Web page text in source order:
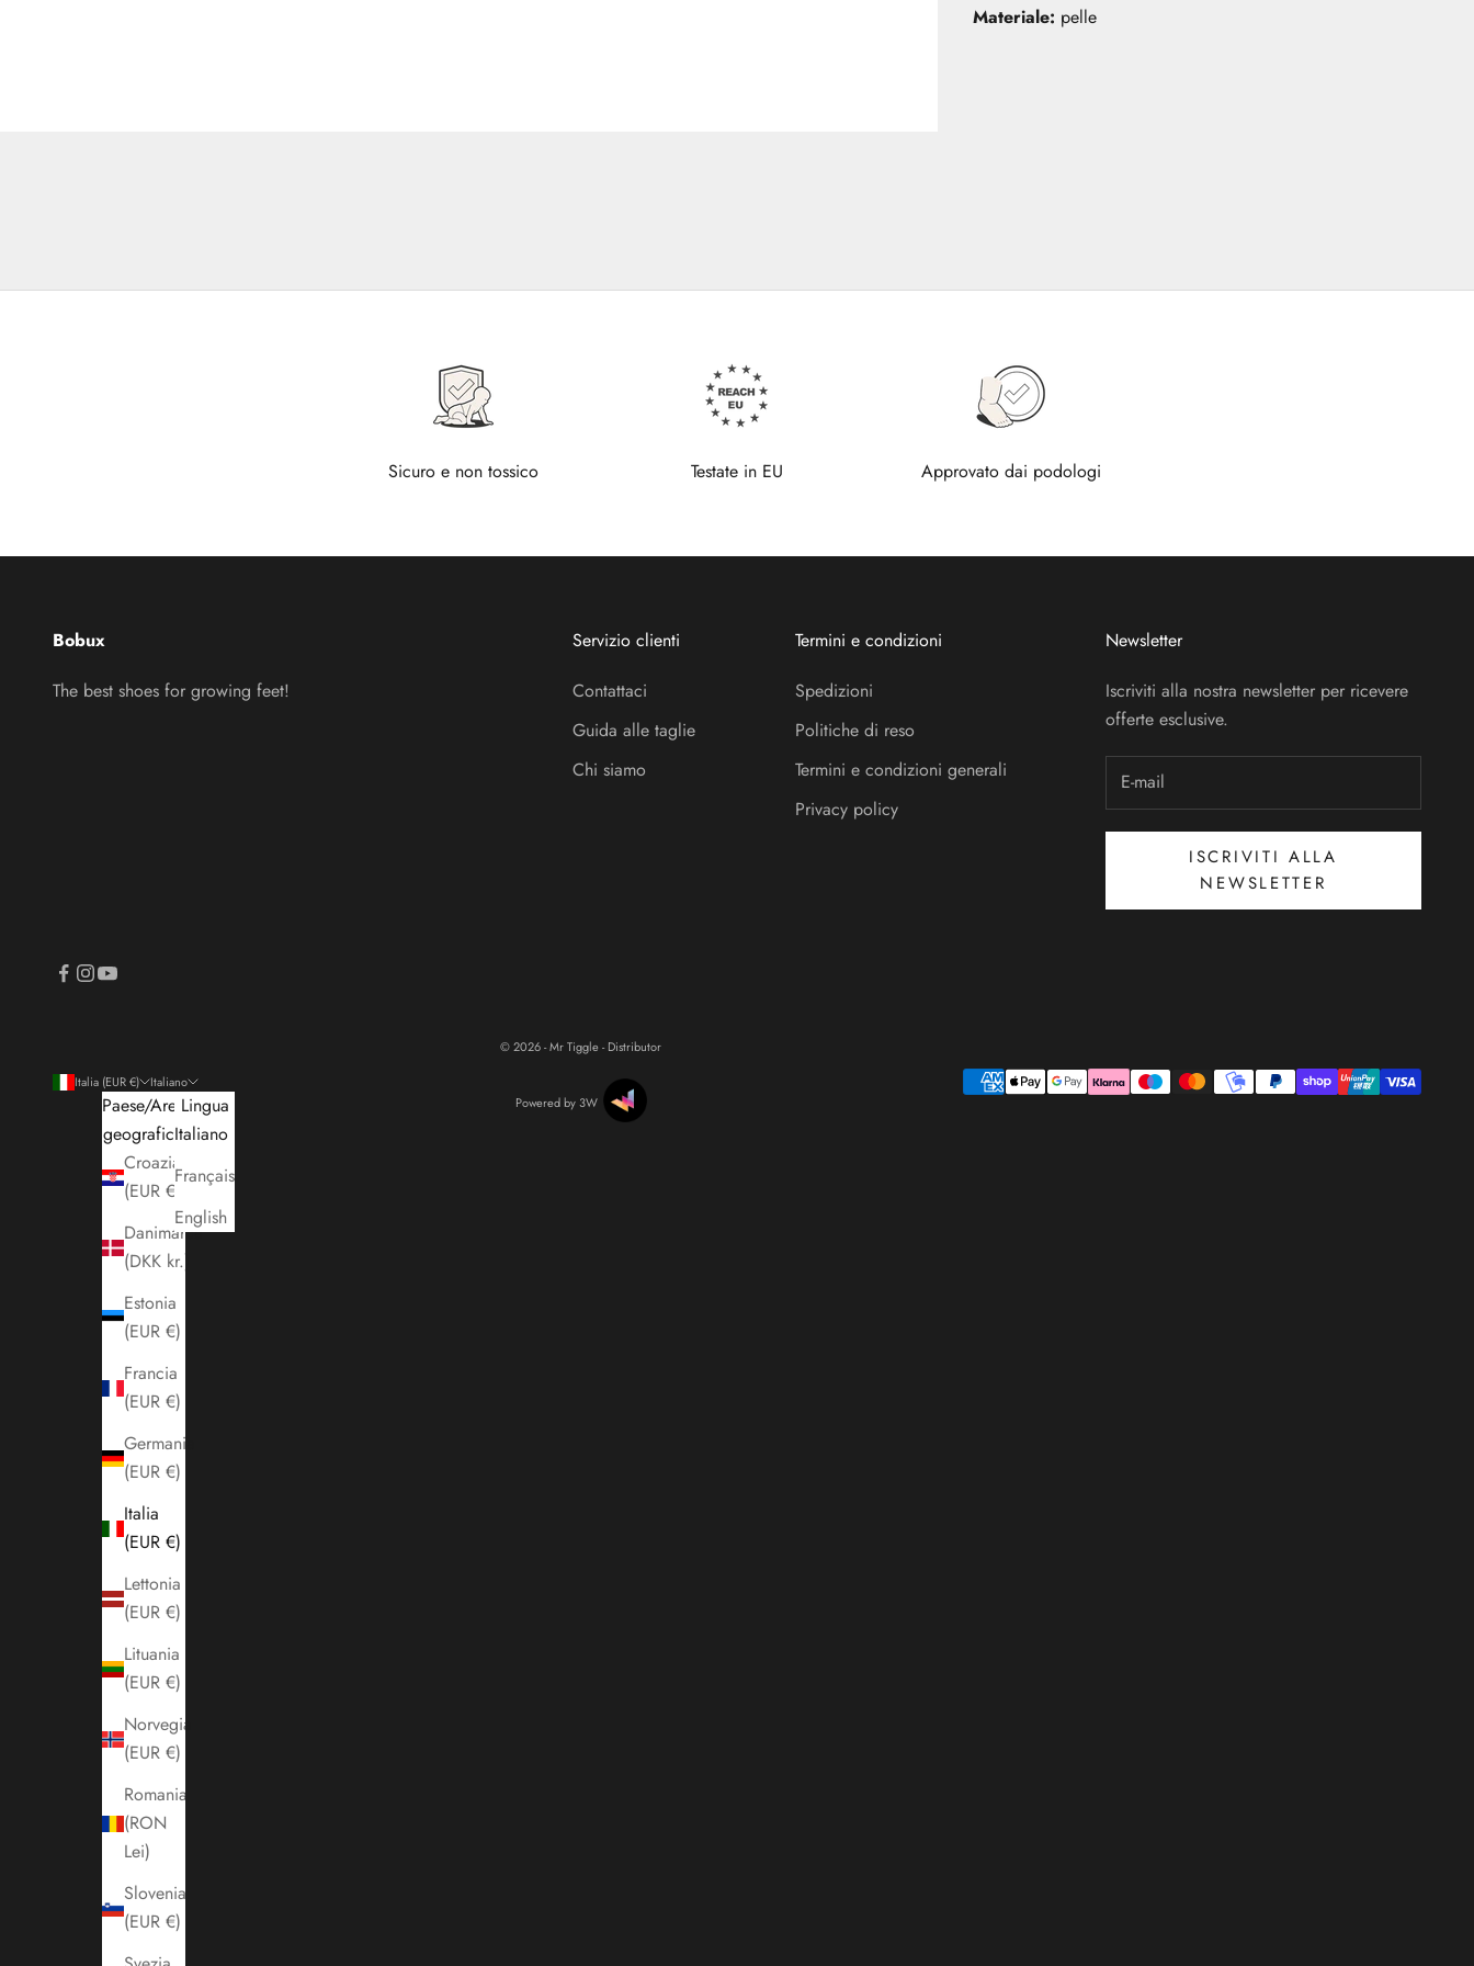
Materiale: pelle
Sicuro e non tossico Testate in EU Approvato dai podologi
Bobux
The best shoes for growing feet!
Servizio clienti
Contattaci
Guida alle taglie
Chi siamo
Termini e condizioni
Spedizioni
Politiche di reso
Termini e condizioni generali
Privacy policy
Newsletter
Iscriviti alla nostra newsletter per ricevere
offerte esclusive.
ISCRIVITI ALLA
NEWSLETTER
Italia (EUR €)
Paese/Area
geografica
Croazia
(EUR €)
Danimarca
(DKK kr.)
Estonia
(EUR €)
Francia
(EUR €)
Germania
(EUR €)
Italia
(EUR €)
Lettonia
(EUR €)
Lituania
(EUR €)
Norvegia
(EUR €)
Romania
(RON
Lei)
Slovenia
(EUR €)
Italiano
Lingua
Italiano
Français
English
© 2026 - Mr Tiggle - Distributor
Powered by 3W